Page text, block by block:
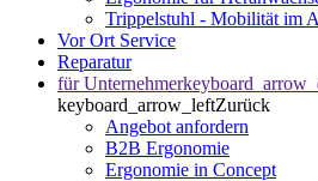
Trippelstuhl - Mobilität im
Vor Ort Service
Reparatur
für Unternehmer
keyboard_arrow_leftZurück
Angebot anfordern
B2B Ergonomie
Ergonomie in Concept